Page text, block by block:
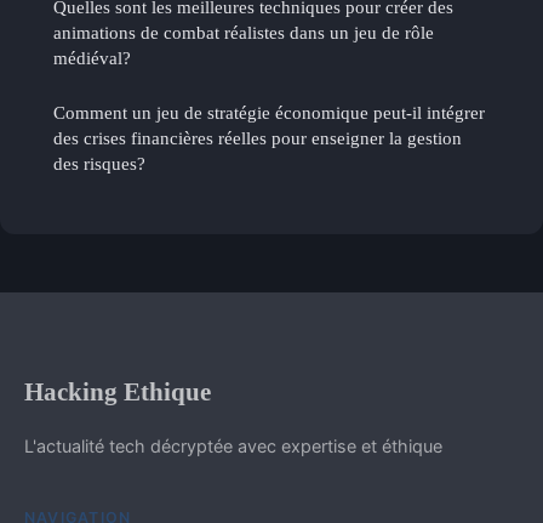
Quelles sont les meilleures techniques pour créer des
animations de combat réalistes dans un jeu de rôle
médiéval?
Comment un jeu de stratégie économique peut-il intégrer
des crises financières réelles pour enseigner la gestion
des risques?
Hacking Ethique
L'actualité tech décryptée avec expertise et éthique
NAVIGATION